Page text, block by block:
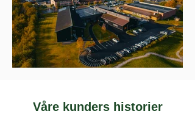
Våre kunders historier